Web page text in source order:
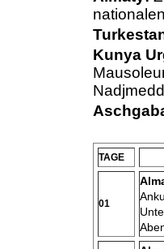
Kunya
TAGE
01